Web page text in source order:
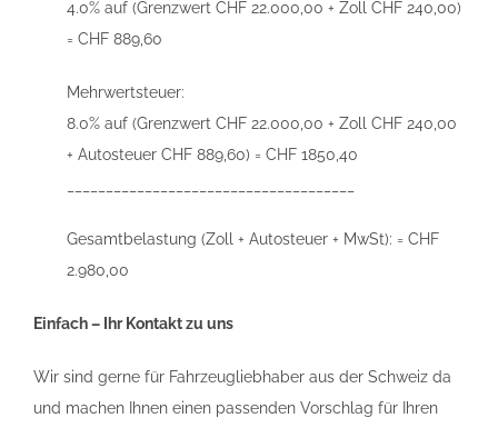
4.0% auf (Grenzwert CHF 22.000,00 + Zoll CHF 240,00)
= CHF 889,60
Mehrwertsteuer:
8.0% auf (Grenzwert CHF 22.000,00 + Zoll CHF 240,00
+ Autosteuer CHF 889,60) = CHF 1850,40
Gesamtbelastung (Zoll + Autosteuer + MwSt): = CHF
2.980,00
Einfach – Ihr Kontakt zu uns
Wir sind gerne für Fahrzeugliebhaber aus der Schweiz da
und machen Ihnen einen passenden Vorschlag für Ihren